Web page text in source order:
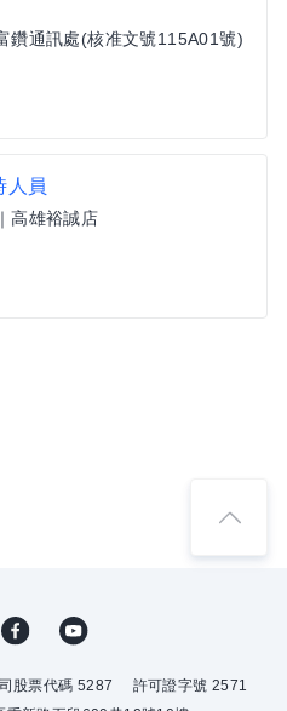
鑽通訊處(核准文號115A01號)
人員
高雄裕誠店
股票代碼 5287
許可證字號 2571